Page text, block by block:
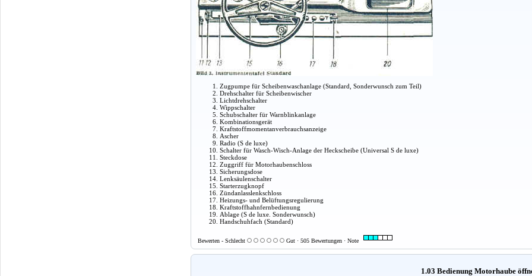
Zugpumpe für Scheibenwaschanlage (Standard, Sonderwunsch zum Teil)
Drehschalter für Scheibenwischer
Lichtdrehschalter
Wippschalter
Schubschalter für Warnblinkanlage
Kombinationsgerät
Kraftstoffmomentanverbrauchsanzeige
Ascher
Radio (S de luxe)
Schalter für Wasch-Wisch-Anlage der Heckscheibe (Universal S de luxe)
Steckdose
Zuggriff für Motorhaubenschloss
Sicherungsdose
Lenksäulenschalter
Starterzugknopf
Zündanlasslenkschloss
Heizungs- und Belüftungsregulierung
Kraftstoffhahnfernbedienung
Ablage (S de luxe. Sonderwunsch)
Handschuhfach (Standard)
Bewerten - Schlecht Gut · 505 Bewertungen · Note
1.03 Bedienung Motorhaube